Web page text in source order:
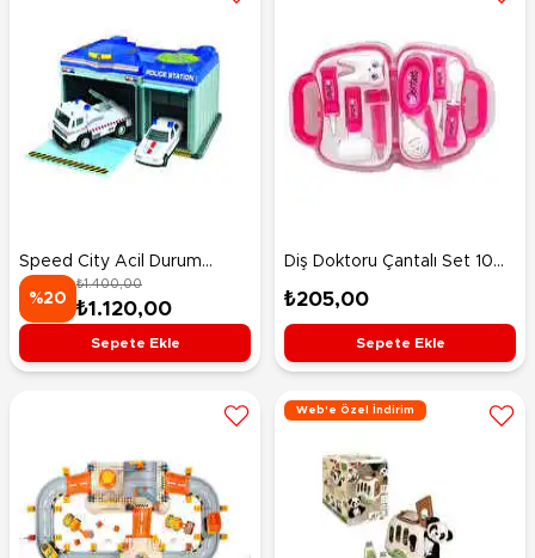
Speed City Acil Durum
İstasyonu Polis İstasyonu
%20
₺1.400,00
₺1.120,00
Sepete Ekle
Diş Doktoru Çantalı Set 10
Parça
₺205,00
Sepete Ekle
Web'e Özel İndirim